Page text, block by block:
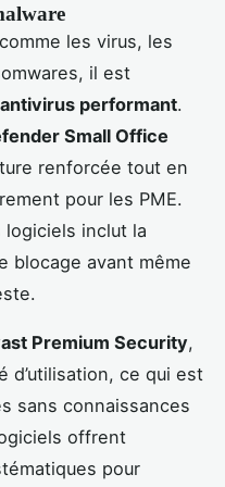
les virus, les
il est
antivirus performant.
Small Office
renforcée tout en
pour les PME.
inclut la
blocage avant même
Premium Security,
d’utilisation, ce qui est
sans connaissances
offrent
pour